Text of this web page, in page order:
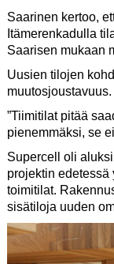
Saarinen kertoo,
Itämerenkadulla
Saarisen mukaan
Uusien tilojen
muutosjoustavuus.
”Tiimitilat pitää
pienemmäksi, se
Supercell oli
projektin edetessä
toimitilat.
sisätiloja uuden